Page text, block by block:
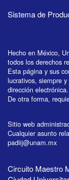
Sistema de
Hecho en México,
todos los derechos
Esta página y sus
lucrativos, siempre
dirección electrónica.
De otra forma,
Sitio web
Cualquier asunto
padiij@unam.mx
Circuito Maestro